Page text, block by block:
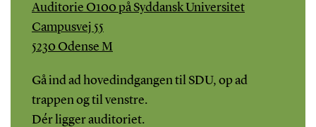
Auditorie O100 på Syddansk Universitet
Campusvej 55
5230 Odense M
Gå ind ad hovedindgangen til SDU, op ad
trappen og til venstre.
Dér ligger auditoriet.